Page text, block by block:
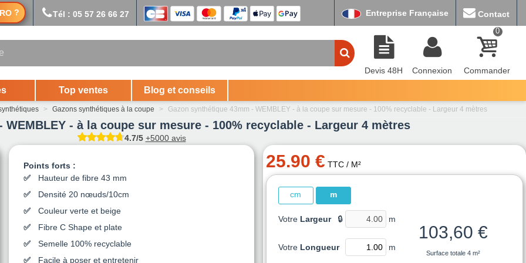
? Tél : 05 57 26 66 27 Entreprise Française Contact
Devis 48H Connexion
0
Commander
Top ventes Blog et conseils
> Gazons synthétiques à la coupe > Gazon synthétique 43mm - WEMBLEY - à la coupe sur mesure - 100% recyclable - Largeur 4 mètres
- à la coupe sur mesure - 100% recyclable - Largeur 4 mètres
4.7/5 +5000 avis
Points forts :
Hauteur de fibre 43 mm
Densité 20 nœuds/10cm
Couleur verte et beige
Fibre C Shape et plate
Semelle 100% recyclable
Facile à poser et entretenir
25.90 € TTC/ M²
cm m
Votre Largeur 🔒 m
Votre Longueur m
103,60 €
Surface totale 4 m²